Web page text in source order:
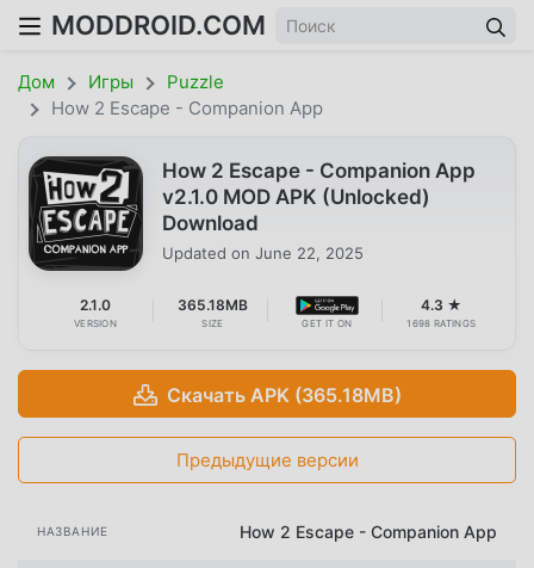
MODDROID.COM
Дом Игры
Puzzle
How 2 Escape - Companion App
How 2 Escape - Companion App
v2.1.0 MOD APK (Unlocked)
Download
Updated on June 22, 2025
2.1.0
VERSION
365.18MB
SIZE GET IT ON
4.3 ★
1698 RATINGS
Скачать APK (365.18MB)
Предыдущие версии
НАЗВАНИЕ How 2 Escape - Companion App